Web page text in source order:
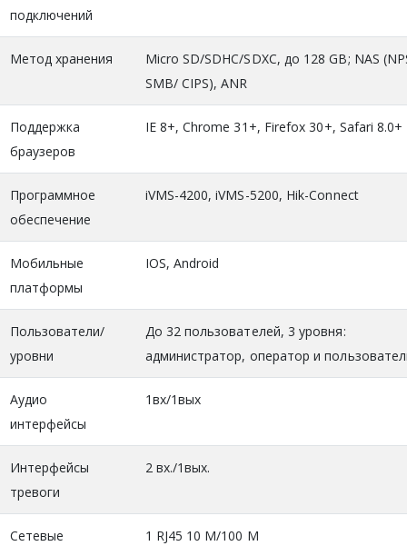
подключений
Метод хранения
Micro SD/SDHC/SDXC, до 128 GB; NAS
SMB/ CIPS), ANR
Поддержка
браузеров
IE 8+, Chrome 31+, Firefox 30+, Safari 8.0+
Программное
обеспечение
iVMS-4200, iVMS-5200, Hik-Connect
Мобильные
платформы
IOS, Android
Пользователи/
уровни
До 32 пользователей, 3 уровня:
администратор, оператор и
Аудио
интерфейсы
1вх/1вых
Интерфейсы
тревоги
2 вх./1вых.
Сетевые
1 RJ45 10 M/100 M